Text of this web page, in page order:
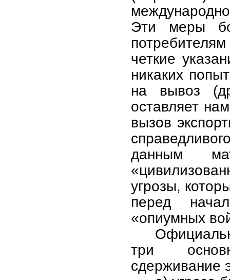
Эти меры
четкие
никаких
на вывоз
оставляет
вызов
данным
угрозы,
перед
«опиумных
три
сдерживание